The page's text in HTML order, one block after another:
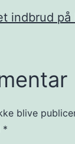
indbrud på
blive
*